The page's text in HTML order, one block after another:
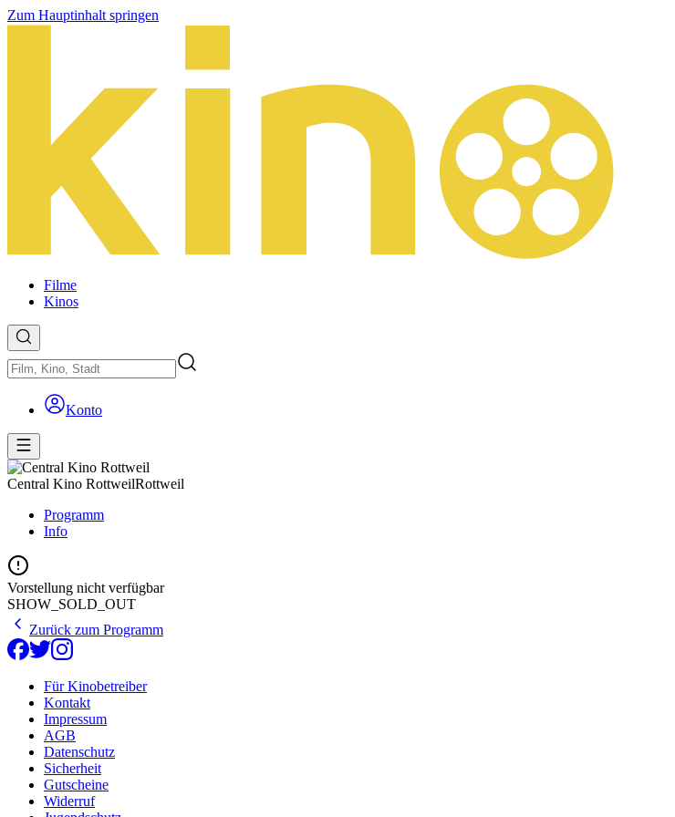
Zum Hauptinhalt springen
Filme
Kinos
Konto
Central Kino RottweilRottweil
Programm
Info
Vorstellung nicht verfügbar
SHOW_SOLD_OUT
Zurück zum Programm
Für Kinobetreiber
Kontakt
Impressum
AGB
Datenschutz
Sicherheit
Gutscheine
Widerruf